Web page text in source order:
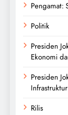
Pengamat:
Politik
Presiden
Ekonomi
Presiden
Rilis